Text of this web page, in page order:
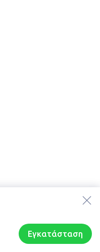
Εγκατάσταση
Sitemap
Συζητήσεις Προφίλ